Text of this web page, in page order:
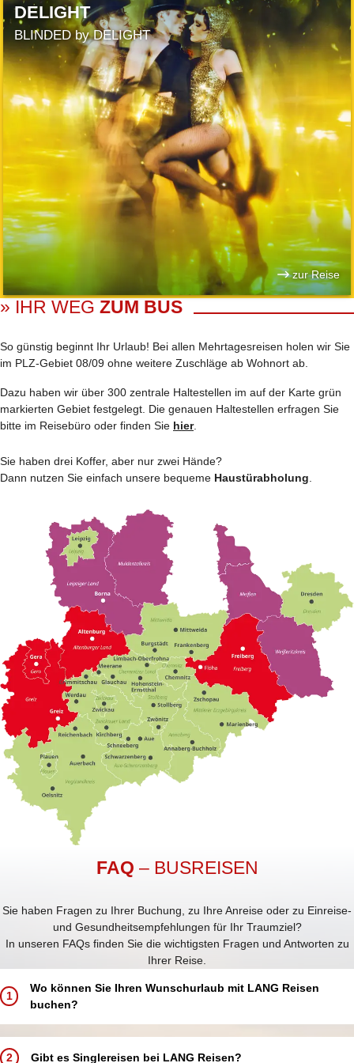
DELIGHT
BLINDED by DELIGHT
zur Reise
» IHR WEG ZUM BUS
So günstig beginnt Ihr Urlaub! Bei allen Mehrtages­reisen holen wir Sie
im PLZ-Gebiet 08/09 ohne weitere Zuschläge ab Wohnort ab.
Dazu haben wir über 300 zentrale Haltestellen im auf der Karte grün
markierten Gebiet festgelegt. Die genauen Haltestellen erfragen Sie
bitte im Reisebüro oder finden Sie hier.
Sie haben drei Koffer, aber nur zwei Hände?
Dann nutzen Sie einfach unsere bequeme Haustürabholung.
FAQ – BUSREISEN
Sie haben Fragen zu Ihrer Buchung, zu Ihre Anreise oder zu Einreise-
und Gesundheitsempfehlungen für Ihr Traumziel?
In unseren FAQs finden Sie die wichtigsten Fragen und Antworten zu
Ihrer Reise.
1
Wo können Sie Ihren Wunschurlaub mit LANG Reisen
buchen?
Buchen Sie Ihren Traumurlaub ganz einfach und bequem:
In einem unserer 5 LANG Reisebüros in Annaberg-Buchholz, Aue,
2 Gibt es Singlereisen bei LANG Reisen?